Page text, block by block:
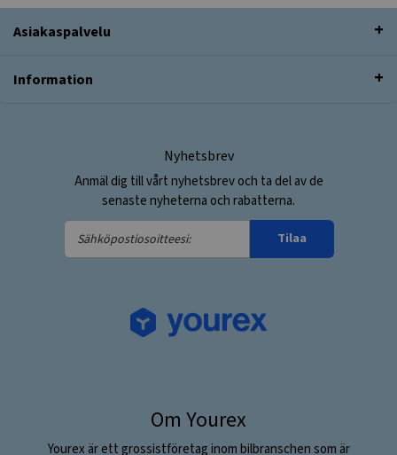
Asiakaspalvelu
Information
Nyhetsbrev
Anmäl dig till vårt nyhetsbrev och ta del av de
senaste nyheterna och rabatterna.
Sähköpostiosoitteesi:
Tilaa
Om Yourex
Yourex är ett grossistföretag inom bilbranschen som är